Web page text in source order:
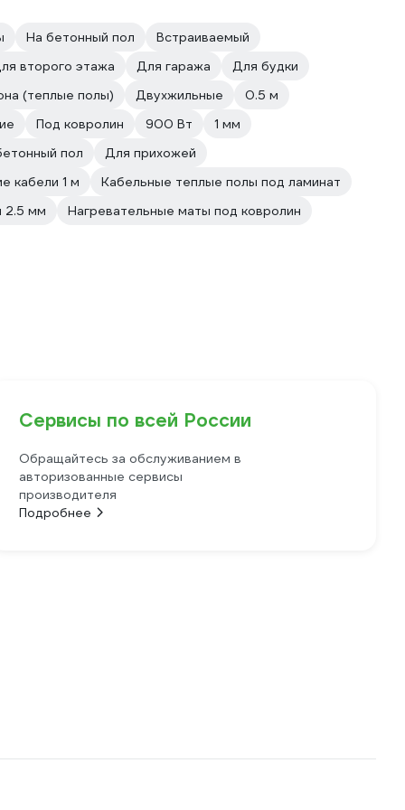
На бетонный пол
Встраиваемый
второго этажа
Для гаража
Для будки
(теплые полы)
Двухжильные
0.5 м
Под ковролин 900 Вт
1 мм
пол
Для прихожей
кабели 1 м
Кабельные теплые полы под ламинат
2.5 мм
Нагревательные маты под ковролин
Сервисы по всей России
Обращайтесь за обслуживанием в
авторизованные сервисы
производителя
Подробнее